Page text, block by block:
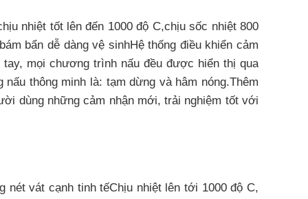
nhiệt tốt lên đến 1000 độ C,chịu sốc nhiệt 800
bẩn dễ dàng vệ sinhHệ thống điều khiển cảm
mọi chương trình nấu đều được hiển thị qua
thông minh là: tạm dừng và hâm nóng.Thêm
dùng những cảm nhận mới, trải nghiệm tốt với
vát cạnh tinh tếChịu nhiệt lên tới 1000 độ C,